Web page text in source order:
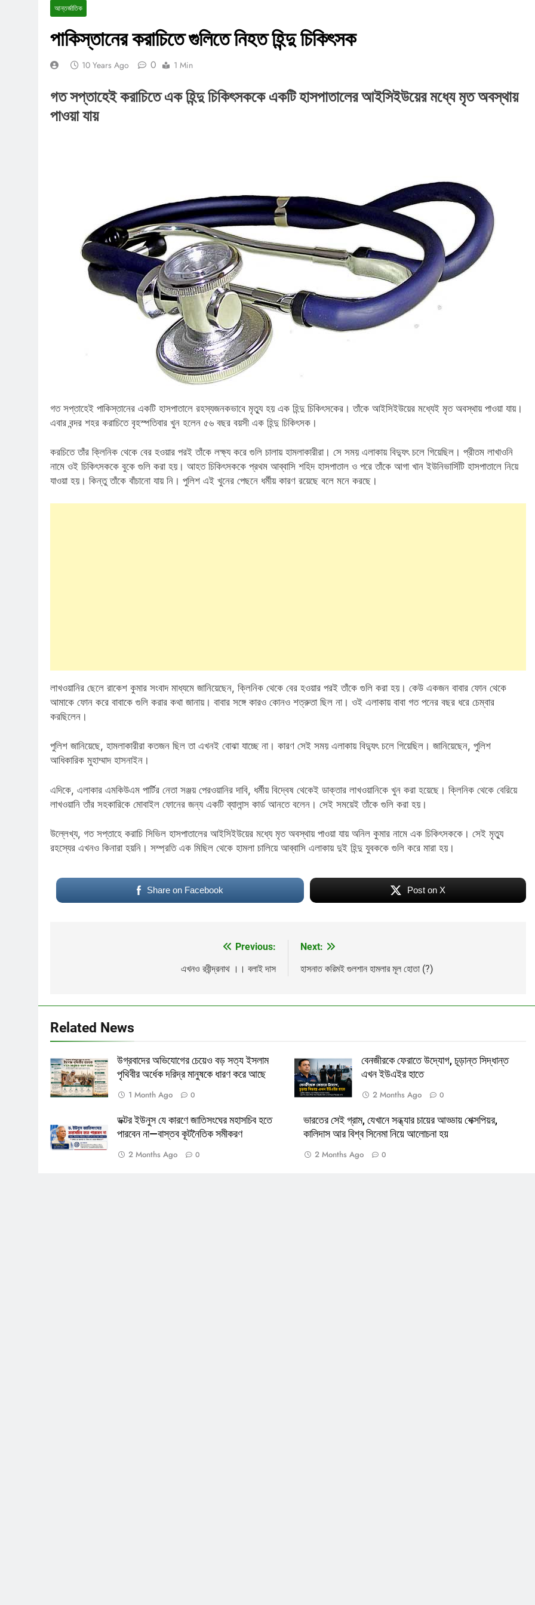
আন্তর্জাতিক
পাকিস্তানের করাচিতে গুলিতে নিহত হিন্দু চিকিৎসক
10 Years Ago 0 1 Min
গত সপ্তাহেই করাচিতে এক হিন্দু চিকিৎসককে একটি হাসপাতালের আইসিইউয়ের মধ্যে মৃত অবস্থায়
পাওয়া যায়
গত সপ্তাহেই পাকিস্তানের একটি হাসপাতালে রহস্যজনকভাবে মৃত্যু হয় এক হিন্দু চিকিৎসকের। তাঁকে আইসিইউয়ের মধ্যেই মৃত অবস্থায় পাওয়া ‌যায়।
এবার বন্দর শহর করাচিতে বৃহস্পতিবার খুন হলেন ৫৬ বছর বয়সী এক হিন্দু চিকিৎসক।
করচিতে তাঁর ক্লিনিক থেকে বের হওয়ার পরই তাঁকে লক্ষ্য করে গুলি চালায় হামলাকারীরা। সে সময় এলাকায় বিদ্যুৎ চলে গিয়েছিল। প্রীতম লাখাওনি
নামে ওই চিকিৎসককে বুকে গুলি করা হয়। আহত চিকিৎসককে প্রথম আব্বাসি শহিদ হাসপাতাল ও পরে তাঁকে আগা খান ইউনিভার্সিটি হাসপাতালে নিয়ে
‌যাওয়া হয়। কিন্তু তাঁকে বাঁচানো ‌যায় নি। পুলিশ এই খুনের পেছনে ধর্মীয় কারণ রয়েছে বলে মনে করছে।
লাখওয়ানির ছেলে রাকেশ কুমার সংবাদ মাধ্যমে জানিয়েছেন, ক্লিনিক থেকে বের হওয়ার পরই তাঁকে গুলি করা হয়। কেউ একজন বাবার ফোন থেকে
আমাকে ফোন করে বাবাকে গুলি করার কথা জানায়। বাবার সঙ্গে কারও কোনও শত্রুতা ছিল না। ওই এলাকায় বাবা গত পনের বছর ধরে চেম্বার
করছিলেন।
পুলিশ জানিয়েছে, হামলাকারীরা কতজন ছিল তা এখনই বোঝা ‌যাচ্ছে না। কারণ সেই সময় এলাকায় বিদ্যুৎ চলে গিয়েছিল। জানিয়েছেন, পুলিশ
আধিকারিক মুহাম্মাদ হাসনাইন।
এদিকে, এলাকার এমকিউএম পার্টির নেতা সঞ্জয় পেরওয়ানির দাবি, ধর্মীয় বিদ্বেষ থেকেই ডাক্তার লাখওয়ানিকে খুন করা হয়েছে। ক্লিনিক থেকে বেরিয়ে
লাখওয়ানি তাঁর সহকারিকে মোবাইল ফোনের জন্য একটি ব্যালান্স কার্ড আনতে বলেন। সেই সময়েই তাঁকে গুলি করা হয়।
উল্লেখ্য, গত সপ্তাহে করাচি সিভিল হাসপাতালের আইসিইউয়ের মধ্যে মৃত অবস্থায় পাওয়া ‌যায় অনিল কুমার নামে এক চিকিৎসককে। সেই মৃত্যু
রহস্যের এখনও কিনারা হয়নি। সম্প্রতি এক মিছিল থেকে হামলা চালিয়ে আব্বাসি এলাকায় দুই হিন্দু ‌যুবককে গুলি করে মারা হয়।
Share on Facebook Post on X
Previous:
এখনও রবীন্দ্রনাথ ।। বলাই দাস
Next:
হাসনাত করিমই গুলশান হামলার মূল হোতা (?)
Related News
উগ্রবাদের অভিযোগের চেয়েও বড় সত্য ইসলাম
পৃথিবীর অর্ধেক দরিদ্র মানুষকে ধারণ করে আছে
1 Month Ago 0
বেনজীরকে ফেরাতে উদ্যোগ, চূড়ান্ত সিদ্ধান্ত
এখন ইউএইর হাতে
2 Months Ago 0
ডক্টর ইউনুস যে কারণে জাতিসংঘের মহাসচিব হতে
পারবেন না—বাস্তব কূটনৈতিক সমীকরণ
2 Months Ago 0
ভারতের সেই গ্রাম, যেখানে সন্ধ্যার চায়ের আড্ডায় শেক্সপিয়র,
কালিদাস আর বিশ্ব সিনেমা নিয়ে আলোচনা হয়
2 Months Ago 0
পাপ ও পুনর্জন্ম